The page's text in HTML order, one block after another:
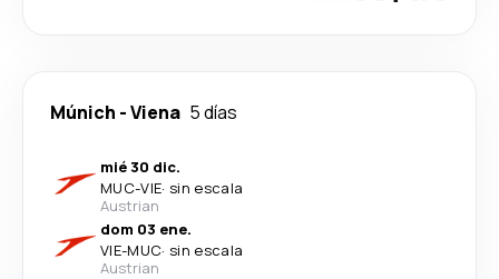
Múnich -Viena 5 días
mié 30 dic.
MUC-VIE· sin escala
Austrian
dom 03 ene.
VIE-MUC· sin escala
Austrian